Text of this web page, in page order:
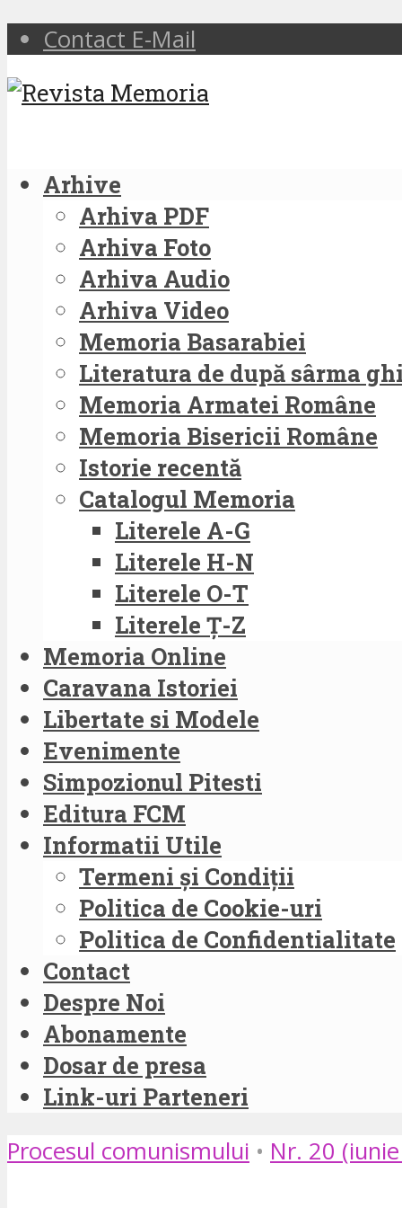
Contact E-Mail
Arhive
Arhiva PDF
Arhiva Foto
Arhiva Audio
Arhiva Video
Memoria Basarabiei
Literatura de după sârma
Memoria Armatei Române
Memoria Bisericii Române
Istorie recentă
Catalogul Memoria
Literele A-G
Literele H-N
Literele O-T
Literele Ț-Z
Memoria Online
Caravana Istoriei
Libertate si Modele
Evenimente
Simpozionul Pitesti
Editura FCM
Informatii Utile
Termeni și Condiții
Politica de Cookie-uri
Politica de Confidentialitate
Contact
Despre Noi
Abonamente
Dosar de presa
Link-uri Parteneri
Procesul comunismului • Nr. 20